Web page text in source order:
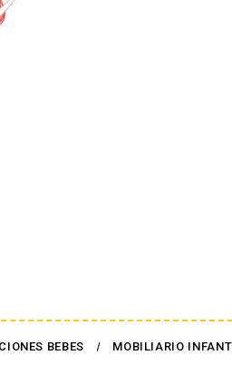
BEBES MOBILIARIO